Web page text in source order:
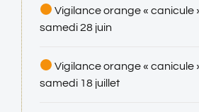
Vigilance orange « canicule
samedi 28 juin
Vigilance orange « canicule
samedi 18 juillet